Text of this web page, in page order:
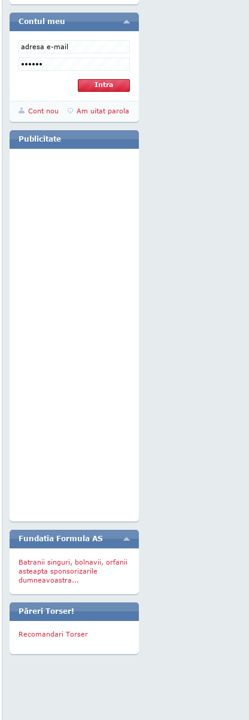
Contul meu
Cont nou Am uitat parola
Publicitate
Fundatia Formula AS
Batranii singuri, bolnavii, orfanii
asteapta sponsorizarile
dumneavoastra...
Păreri Torser!
Recomandari Torser